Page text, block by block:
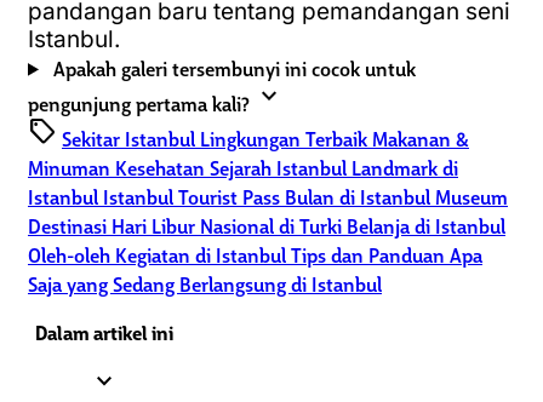
pandangan baru tentang pemandangan seni
Istanbul.
Apakah galeri tersembunyi ini cocok untuk
pengunjung pertama kali? expand_more
sell Sekitar Istanbul Lingkungan Terbaik Makanan &
Minuman Kesehatan Sejarah Istanbul Landmark di
Istanbul Istanbul Tourist Pass Bulan di Istanbul Museum
Destinasi Hari Libur Nasional di Turki Belanja di Istanbul
Oleh-oleh Kegiatan di IstanbulTips dan Panduan Apa
Saja yang Sedang Berlangsung di Istanbul
Dalam artikel ini
expand_less